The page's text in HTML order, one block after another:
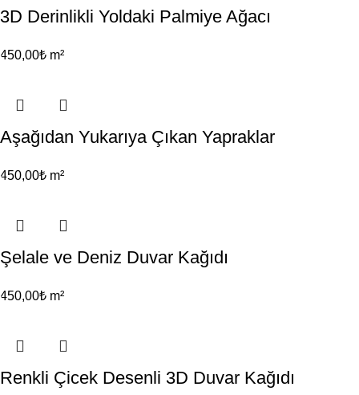
3D Derinlikli Yoldaki Palmiye Ağacı
450,00₺ m²
Aşağıdan Yukarıya Çıkan Yapraklar
450,00₺ m²
Şelale ve Deniz Duvar Kağıdı
450,00₺ m²
Renkli Çicek Desenli 3D Duvar Kağıdı